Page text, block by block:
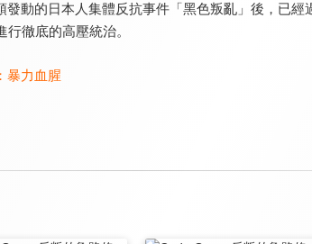
發動的日本人集體反抗事件「黑色叛亂」後，已
徹底的高壓統治。
暴力血腥